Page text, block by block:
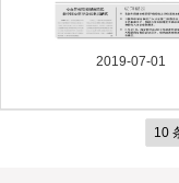
2019-07-01